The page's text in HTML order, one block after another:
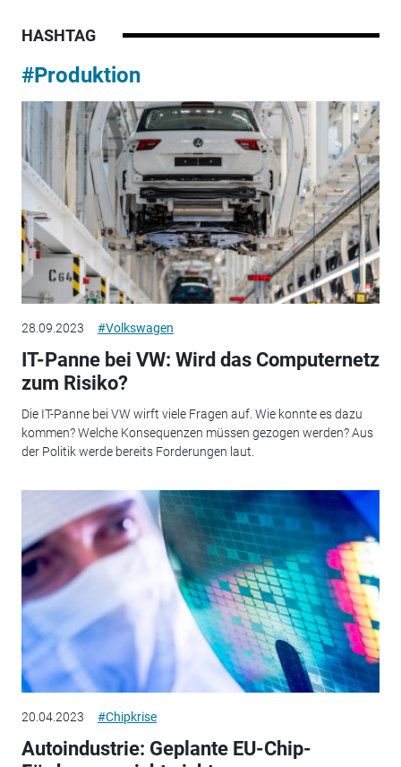
HASHTAG
#Produktion
28.09.2023 #Volkswagen
IT-Panne bei VW: Wird das Computernetz
zum Risiko?
Die IT-Panne bei VW wirft viele Fragen auf. Wie konnte es dazu
kommen? Welche Konsequenzen müssen gezogen werden? Aus
der Politik werde bereits Forderungen laut.
20.04.2023 #Chipkrise
Autoindustrie: Geplante EU-Chip-